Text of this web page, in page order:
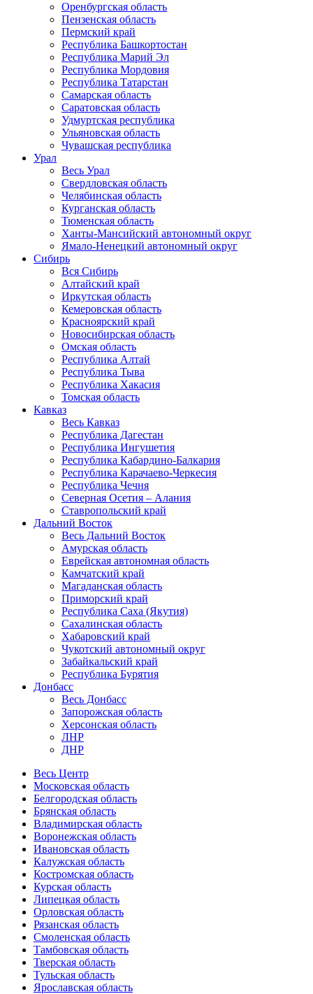
Оренбургская область
Пензенская область
Пермский край
Республика Башкортостан
Республика Марий Эл
Республика Мордовия
Республика Татарстан
Самарская область
Саратовская область
Удмуртская республика
Ульяновская область
Чувашская республика
Урал
Весь Урал
Свердловская область
Челябинская область
Курганская область
Тюменская область
Ханты-Мансийский автономный округ
Ямало-Ненецкий автономный округ
Сибирь
Вся Сибирь
Алтайский край
Иркутская область
Кемеровская область
Красноярский край
Новосибирская область
Омская область
Республика Алтай
Республика Тыва
Республика Хакасия
Томская область
Кавказ
Весь Кавказ
Республика Дагестан
Республика Ингушетия
Республика Кабардино-Балкария
Республика Карачаево-Черкесия
Республика Чечня
Северная Осетия – Алания
Ставропольский край
Дальний Восток
Весь Дальний Восток
Амурская область
Еврейская автономная область
Камчатский край
Магаданская область
Приморский край
Республика Саха (Якутия)
Сахалинская область
Хабаровский край
Чукотский автономный округ
Забайкальский край
Республика Бурятия
Донбасс
Весь Донбасс
Запорожская область
Херсонская область
ЛНР
ДНР
Весь Центр
Московская область
Белгородская область
Брянская область
Владимирская область
Воронежская область
Ивановская область
Калужская область
Костромская область
Курская область
Липецкая область
Орловская область
Рязанская область
Смоленская область
Тамбовская область
Тверская область
Тульская область
Ярославская область